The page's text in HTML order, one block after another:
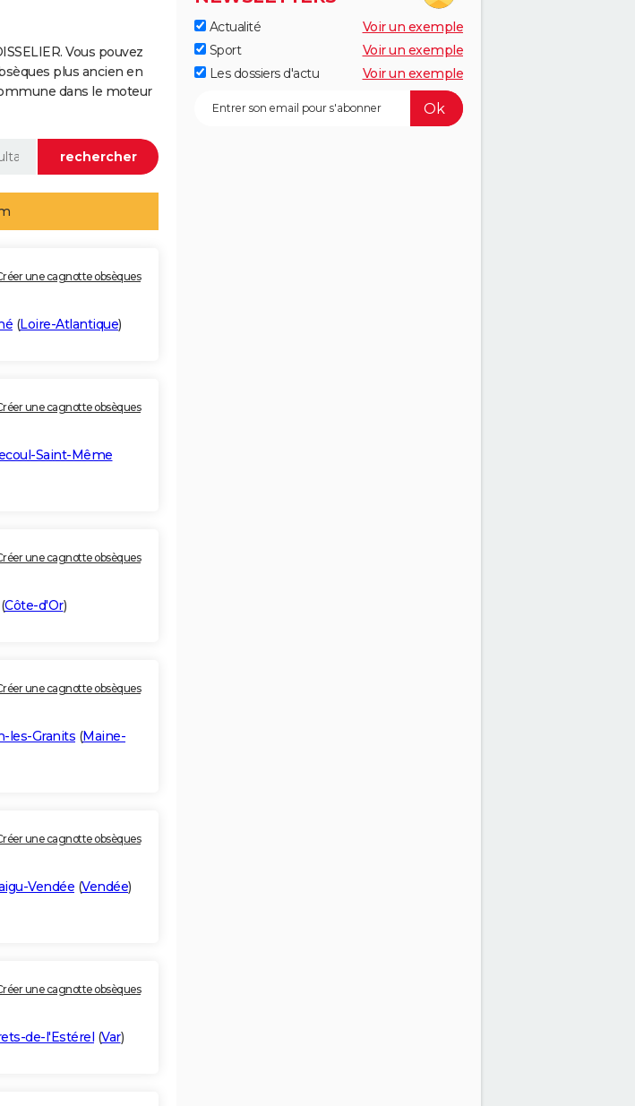
Vous pouvez
plus ancien en
dans le moteur
une cagnotte obsèques
(Loire-Atlantique)
une cagnotte obsèques
Saint-Même
une cagnotte obsèques
(Côte-d'Or)
une cagnotte obsèques
les-Granits (Maine-
une cagnotte obsèques
Vendée (Vendée)
une cagnotte obsèques
de-l'Estérel (Var)
Actualité
Voir un exemple
Sport
Voir un exemple
Les dossiers d'actu
Voir un exemple